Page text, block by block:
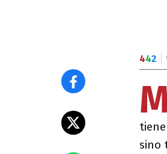
442
sino